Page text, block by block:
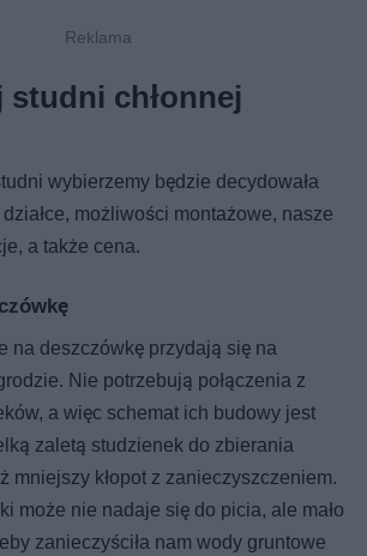
studni chłonnej
wybierzemy będzie decydowała
możliwości montażowe, nasze
a także cena.
na deszczówkę przydają się na
Nie potrzebują połączenia z
a więc schemat ich budowy jest
zaletą studzienek do zbierania
mniejszy kłopot z zanieczyszczeniem.
może nie nadaje się do picia, ale mało
zanieczyściła nam wody gruntowe